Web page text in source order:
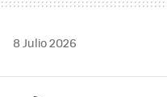
8 Julio 2026